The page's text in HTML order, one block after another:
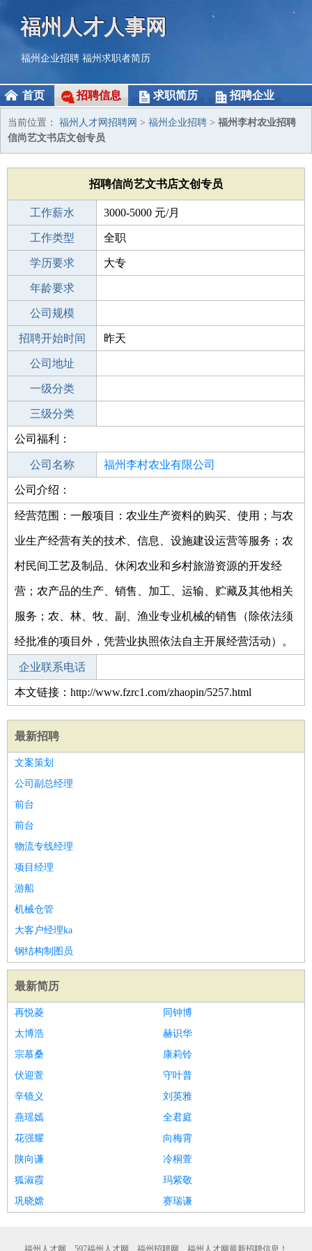
福州人才人事网
福州企业招聘 福州求职者简历
首页 招聘信息 求职简历 招聘企业
当前位置： 福州人才网招聘网 > 福州企业招聘 > 福州李村农业招聘
信尚艺文书店文创专员
招聘信尚艺文书店文创专员
工作薪水 3000-5000 元/月
招聘人数 1人
工作类型 全职
性别要求 -
学历要求 大专
工作经验
年龄要求
工作地点
公司规模
公司电话
招聘开始时间 昨天
招聘结束时间
公司地址
一级分类
二级分类
三级分类
其他行业
公司福利：
公司名称 福州李村农业有限公司
公司类型
公司介绍：
经营范围：一般项目：农业生产资料的购买、使用；与农
业生产经营有关的技术、信息、设施建设运营等服务；农
村民间工艺及制品、休闲农业和乡村旅游资源的开发经
营；农产品的生产、销售、加工、运输、贮藏及其他相关
服务；农、林、牧、副、渔业专业机械的销售（除依法须
经批准的项目外，凭营业执照依法自主开展经营活动）。
企业联系电话
本文链接：http://www.fzrc1.com/zhaopin/5257.html
最新招聘
文案策划
公司副总经理
前台
前台
物流专线经理
项目经理
游船
机械仓管
大客户经理ka
钢结构制图员
最新简历
再悦菱
同钟博
太博浩
赫识华
宗慕桑
康莉铃
伏迎萱
守叶普
辛镜义
刘英雅
燕瑶嫣
全君庭
花强耀
向梅霄
陕向谦
冷桐萱
狐淑霞
玛紫敬
巩晓嫦
赛瑞谦
福州人才网、597福州人才网、福州招聘网、福州人才网最新招聘信息！